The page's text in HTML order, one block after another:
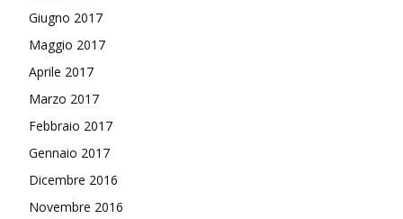
Giugno 2017
Maggio 2017
Aprile 2017
Marzo 2017
Febbraio 2017
Gennaio 2017
Dicembre 2016
Novembre 2016